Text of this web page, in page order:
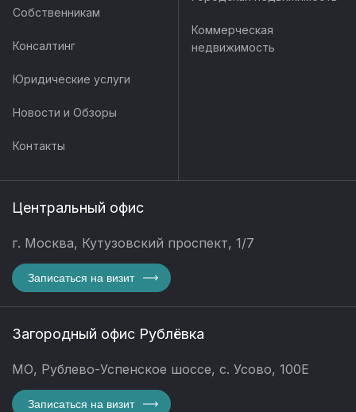
Собственникам
Консалтинг
Юридические услуги
Новости и Обзоры
Контакты
Коммерческая
недвижимость
Центральный офис
г. Москва, Кутузовский проспект, 1/7
Записаться на визит
Загородный офис Рублёвка
МО, Рублево-Успенское шоссе, с. Усово, 100Е
Записаться на визит